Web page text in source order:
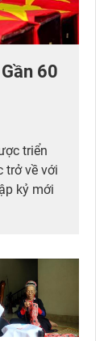
60
triển
trở về với
kỷ mới